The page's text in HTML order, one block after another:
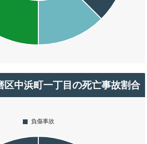
区中浜町一丁目の死亡事故割合